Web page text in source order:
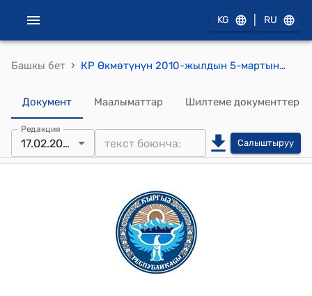
KG RU
Башкы бет › КР Өкмөтүнүн 2010-жылдын 5-мартындагы №128 "Кыргыз Республикасынын Экономикалык тескөө министрлигинин алдындагы Аккредитациялоо борбору жөнүндө" токтому
Документ Маалыматтар Шилтеме документтер
Редакция
17.02.2023 Салыштыруу